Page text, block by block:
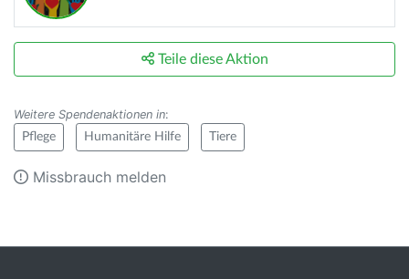
Teile diese Aktion
Weitere Spendenaktionen in:
Pflege Humanitäre Hilfe Tiere
Missbrauch melden